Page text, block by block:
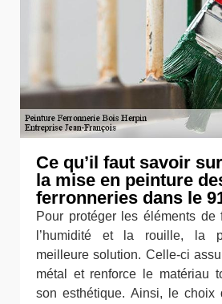
Ce qu’il faut savoir
la mise en peinture
ferronneries dans le
Pour protéger les éléments de
l’humidité et la rouille, la
meilleure solution. Celle-ci
métal et renforce le matériau
son esthétique. Ainsi, le choix